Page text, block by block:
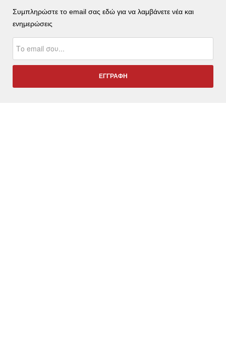
Συμπληρώστε το email σας εδώ για να λαμβάνετε νέα και
ενημερώσεις